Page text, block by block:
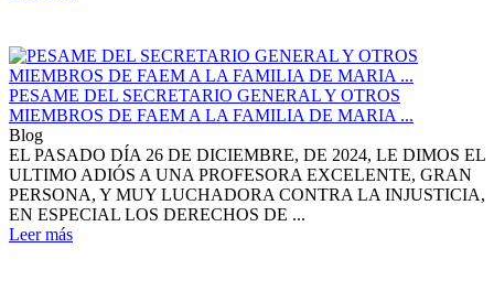
PESAME DEL SECRETARIO GENERAL Y OTROS
MIEMBROS DE FAEM A LA FAMILIA DE MARIA ...
Blog
EL PASADO DÍA 26 DE DICIEMBRE, DE 2024, LE DIMOS EL
ULTIMO ADIÓS A UNA PROFESORA EXCELENTE, GRAN
PERSONA, Y MUY LUCHADORA CONTRA LA INJUSTICIA,
EN ESPECIAL LOS DERECHOS DE ...
Leer más